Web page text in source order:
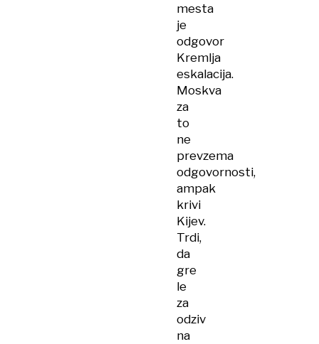
mesta
je
odgovor
Kremlja
eskalacija.
Moskva
za
to
ne
prevzema
odgovornosti,
ampak
krivi
Kijev.
Trdi,
da
gre
le
za
odziv
na